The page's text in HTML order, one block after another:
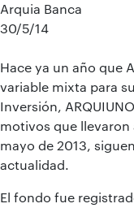
Arquia Banca
30/5/14
Hace ya un año que
variable mixta para
Inversión,
motivos que
mayo de 2013,
actualidad.
El fondo fue